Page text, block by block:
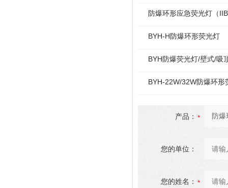
防爆环形应急荧光灯（
BYH-H防爆环形荧光灯
BYH防爆荧光灯/壁式/吸
BYH-22W/32W防爆环
产品：
您的单位：
您的姓名：